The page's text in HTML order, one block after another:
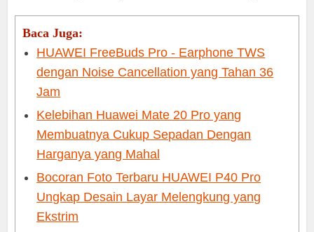
Baca Juga:
HUAWEI FreeBuds Pro - Earphone TWS
dengan Noise Cancellation yang Tahan 36
Jam
Kelebihan Huawei Mate 20 Pro yang
Membuatnya Cukup Sepadan Dengan
Harganya yang Mahal
Bocoran Foto Terbaru HUAWEI P40 Pro
Ungkap Desain Layar Melengkung yang
Ekstrim